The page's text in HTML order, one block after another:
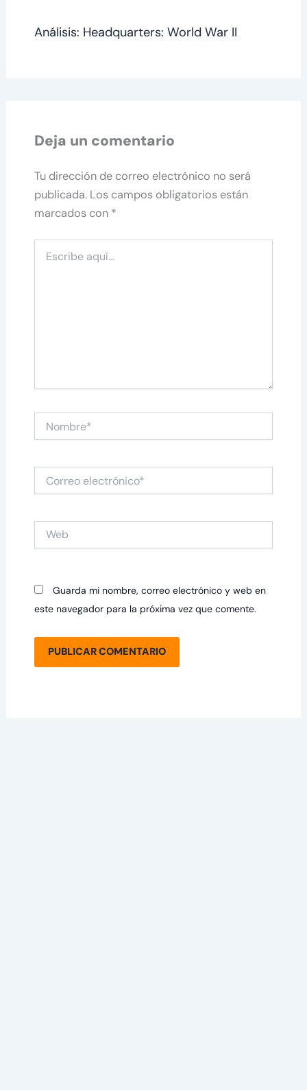
Análisis: Headquarters: World War II
Deja un comentario
Tu dirección de correo electrónico no será
publicada. Los campos obligatorios están
marcados con *
aquí...
electrónico*
Guarda mi nombre, correo electrónico y web en
este navegador para la próxima vez que comente.